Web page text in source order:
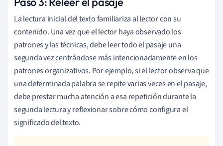
La lectura inicial del texto familiariza al lector con su
contenido. Una vez que el lector haya observado los
patrones y las técnicas, debe leer todo el pasaje una
segunda vez centrándose más intencionadamente en los
patrones organizativos. Por ejemplo, si el lector observa que
una determinada palabra se repite varias veces en el pasaje,
debe prestar mucha atención a esa repetición durante la
segunda lectura y reflexionar sobre cómo configura el
significado del texto.